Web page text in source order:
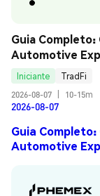
Guia Completo:
Automotive
Iniciante
TradFi
2026-08-07
10-15m
2026-08-07
Guia Completo:
Automotive